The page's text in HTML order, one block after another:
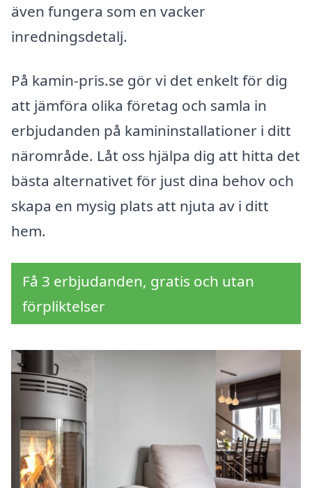
även fungera som en vacker
inredningsdetalj.
På kamin-pris.se gör vi det enkelt för dig
att jämföra olika företag och samla in
erbjudanden på kamininstallationer i ditt
närområde. Låt oss hjälpa dig att hitta det
bästa alternativet för just dina behov och
skapa en mysig plats att njuta av i ditt
hem.
Få 3 erbjudanden, gratis och utan
förpliktelser